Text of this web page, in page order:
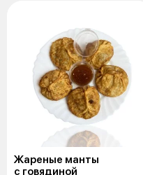
Жареные манты
с говядиной